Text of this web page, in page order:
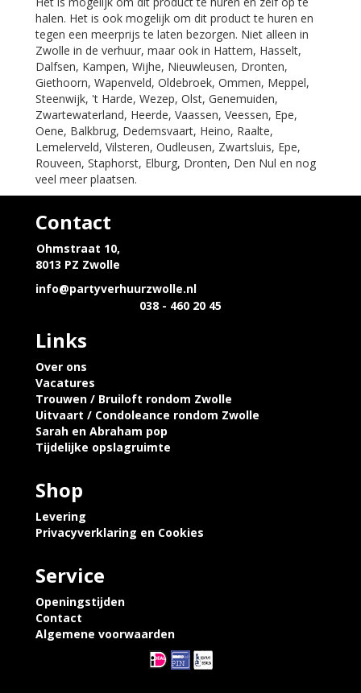
halen. Het is ook mogelijk om dit product te huren en
tegen een meerprijs te laten bezorgen. Niet alleen in
Zwolle in de verhuur, maar ook in Hattem, Hasselt,
Dalfsen, Kampen, Wijhe, Nieuwleusen, Dronten,
Giethoorn, Wapenveld, Oldebroek, Ommen, Meppel,
Steenwijk, 't Harde, Wezep, Olst, Genemuiden,
Zwartewaterland, Heerde, Vaassen, Veessen, Epe,
Oene, Balkbrug, Dedemsvaart, Heino, Raalte,
Lemelerveld, Vilsteren, Oudleusen, Zwartsluis, Epe,
Rouveen, Staphorst, Elburg, Dronten, Den Nul en nog
veel meer plaatsen.
Contact
Ohmstraat 10,
8013 PZ Zwolle
info@partyverhuurzwolle.nl
038 - 460 20 45
Links
Over ons
Vacatures
Trouwen / Bruiloft rondom Zwolle
Uitvaart / Condoleance rondom Zwolle
Sarah en Abraham pop
Tijdelijke opslagruimte
Shop
Levering
Privacyverklaring en Cookies
Service
Openingstijden
Contact
Algemene voorwaarden